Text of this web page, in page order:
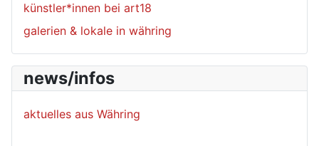
künstler*innen bei art18
galerien & lokale in währing
news/infos
aktuelles aus Währing